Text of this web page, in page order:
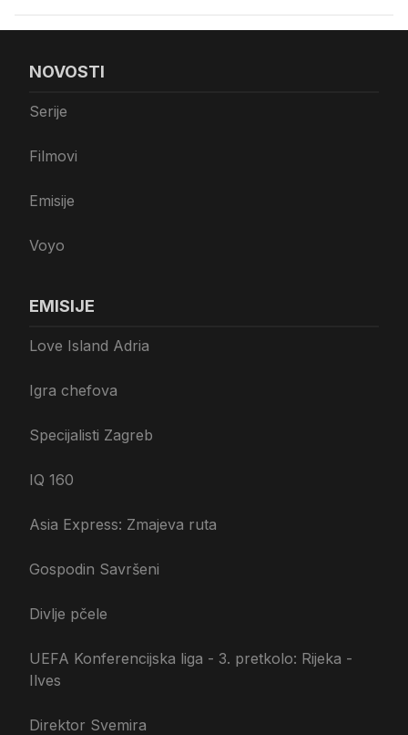
NOVOSTI
Serije
Filmovi
Emisije
Voyo
EMISIJE
Love Island Adria
Igra chefova
Specijalisti Zagreb
IQ 160
Asia Express: Zmajeva ruta
Gospodin Savršeni
Divlje pčele
UEFA Konferencijska liga - 3. pretkolo: Rijeka -
Ilves
Direktor Svemira